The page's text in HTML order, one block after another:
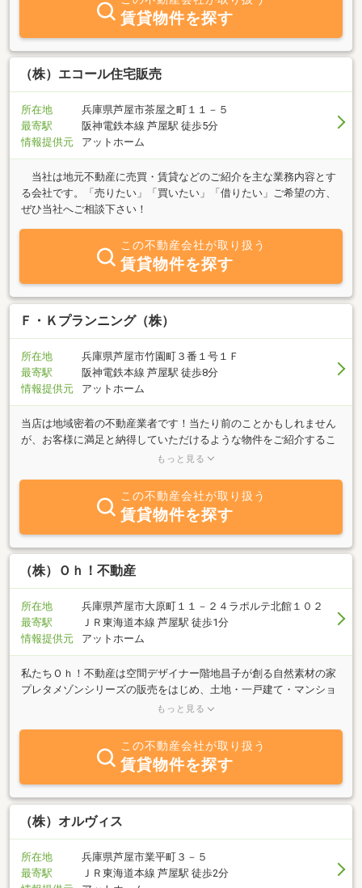
法人転勤者・スポーツ選手への斡旋が特に多い会社です。
賃貸物件を探す
（株）エコール住宅販売
所在地
兵庫県芦屋市茶屋之町１１－５
最寄駅
阪神電鉄本線 芦屋駅 徒歩5分
情報提供元
アットホーム
当社は地元不動産に売買・賃貸などのご紹介を主な業務内容とす
る会社です。「売りたい」「買いたい」「借りたい」ご希望の方、
ぜひ当社へご相談下さい！
この不動産会社が取り扱う
賃貸物件を探す
Ｆ・Ｋプランニング（株）
所在地
兵庫県芦屋市竹園町３番１号１Ｆ
最寄駅
阪神電鉄本線 芦屋駅 徒歩8分
情報提供元
アットホーム
当店は地域密着の不動産業者です！当たり前のことかもしれません
が、お客様に満足と納得していただけるような物件をご紹介するこ
とが、私たちの最も重要な仕事だと考えております。住まいは『衣
過ごす場所になり、住宅購入となれば、とても大きな買い物になり
ます。それだけ大きなものを扱う仕事ですので、信頼信用なくして
お任せいただくことはできません。『F・Kプランニング』に頼んで
よかったと言っていただくことが、一番嬉しいことです。不動産を
借りる方も、買う方も、貸す方も、売る方も、全員が幸せになれる
仕事を目指してまいります。
もっと見る
この不動産会社が取り扱う
賃貸物件を探す
（株）Ｏｈ！不動産
所在地
兵庫県芦屋市大原町１１－２４ラポルテ北館１０２
最寄駅
ＪＲ東海道本線 芦屋駅 徒歩1分
情報提供元
アットホーム
私たちＯｈ！不動産は空間デザイナー階地昌子が創る自然素材の家
プレタメゾンシリーズの販売をはじめ、土地・一戸建て・マンショ
ンなどの不動産仲介を行う会社です。私たちＯｈ！グループは家作
す。不動産会社めぐりの家探しでご満足ですか？一生に幾度とない
家の売買のパートナーとしてご指名いただけるなら私たちは努力を
惜しみません。あなたとご縁がありますように！
もっと見る
この不動産会社が取り扱う
賃貸物件を探す
（株）オルヴィス
所在地
兵庫県芦屋市業平町３－５
最寄駅
ＪＲ東海道本線 芦屋駅 徒歩2分